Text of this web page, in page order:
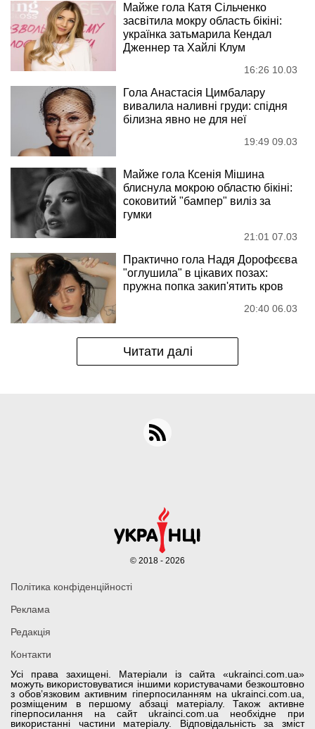
Майже гола Катя Сільченко
засвітила мокру область бікіні:
українка затьмарила Кендал
Дженнер та Хайлі Клум
16:26 10.03
Гола Анастасія Цимбалару
вивалила наливні груди: спідня
білизна явно не для неї
19:49 09.03
Майже гола Ксенія Мішина
блиснула мокрою областю бікіні:
соковитий "бампер" виліз за
гумки
21:01 07.03
Практично гола Надя Дорофєєва
"оглушила" в цікавих позах:
пружна попка закип'ятить кров
20:40 06.03
Читати далі
Усі права захищені. Матеріали із сайта «ukrainci.com.ua»
можуть використовуватися іншими користувачами безкоштовно
з обов’язковим активним гіперпосиланням на ukrainci.com.ua,
розміщеним в першому абзаці матеріалу. Також активне
гіперпосилання на сайт ukrainci.com.ua необхідне при
використанні частини матеріалу. Відповідальність за зміст
Політика конфіденційності
Реклама
Редакція
Контакти
© 2018 - 2026